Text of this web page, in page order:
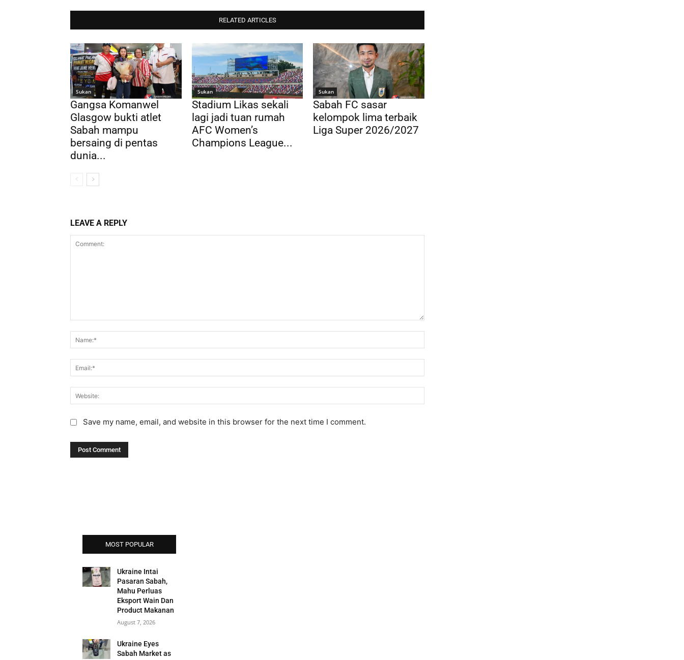
RELATED ARTICLES
Sukan
Gangsa Komanwel
Glasgow bukti atlet
Sabah mampu
bersaing di pentas
dunia...
Sukan
Stadium Likas sekali
lagi jadi tuan rumah
AFC Women’s
Champions League...
Sukan
Sabah FC sasar
kelompok lima terbaik
Liga Super 2026/2027
LEAVE A REPLY
m
e
t
:
a
e
:
*
m
ie
Save my name, email, and website in this browser for the next time I comment.
MOST POPULAR
Ukraine Intai
Pasaran Sabah,
Mahu Perluas
Eksport Wain Dan
Product Makanan
August 7, 2026
Ukraine Eyes
Sabah Market as